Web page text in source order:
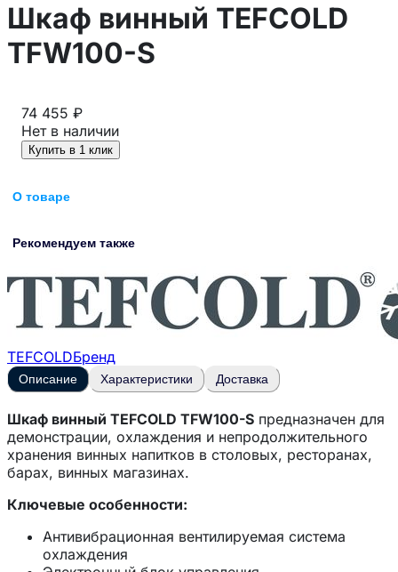
Шкаф винный TEFCOLD
TFW100-S
74 455 ₽
Нет в наличии
Купить в 1 клик
О товаре
Рекомендуем также
TEFCOLDБренд
Описание Характеристики Доставка
Шкаф винный TEFCOLD TFW100-S предназначен для
демонстрации, охлаждения и непродолжительного
хранения винных напитков в столовых, ресторанах,
барах, винных магазинах.
Ключевые особенности:
Антивибрационная вентилируемая система
охлаждения